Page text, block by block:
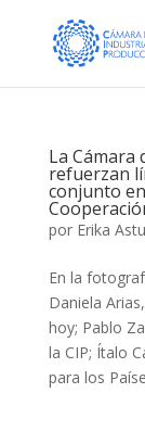
La Cámara
refuerzan
conjunto
por Erika
En la
Daniela
hoy; Pablo
la CIP; Ítalo
para los